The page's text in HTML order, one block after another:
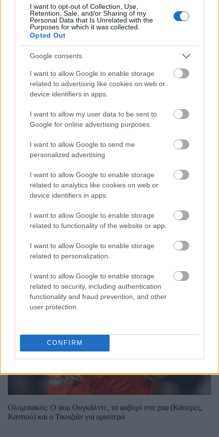
I want to opt-out of Collection, Use,
Retention, Sale, and/or Sharing of my
Personal Data that Is Unrelated with the
Purposes for which it was collected.
Opted Out
Google consents
I want to allow Google to enable storage
related to advertising like cookies on web or
device identifiers in apps.
I want to allow my user data to be sent to
Google for online advertising purposes.
I want to allow Google to send me
personalized advertising.
I want to allow Google to enable storage
related to analytics like cookies on web or
device identifiers in apps.
I want to allow Google to enable storage
related to functionality of the website or app.
I want to allow Google to enable storage
related to personalization.
I want to allow Google to enable storage
related to security, including authentication
functionality and fraud prevention, and other
user protection.
CONFIRM
TAGS ΑΘΗΝΑ ΕΞΟΔΟΣ ΦΑΓΗΤΟ
BEST OF INTERNET
Ολυμπιακός: Ο φορ Ουγκάλντε, τα φαβορί στα χαφ (Κάσερες,
Καντιού) και ο Τικνιζιάν για αριστερά